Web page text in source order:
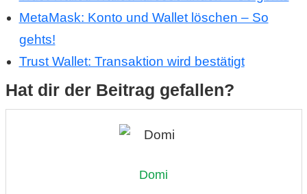
MetaMask: Konto und Wallet löschen – So
gehts!
Trust Wallet: Transaktion wird bestätigt
Hat dir der Beitrag gefallen?
Domi